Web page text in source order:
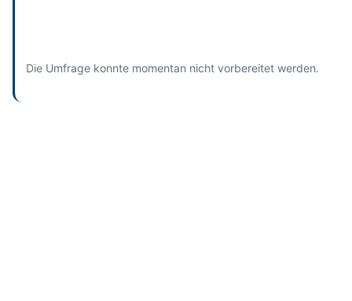
Die Umfrage konnte momentan nicht vorbereitet werden.